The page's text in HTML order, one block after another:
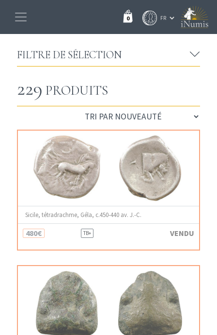
0
FILTRE DE SÉLECTION
229 PRODUITS
Sicile, tétradrachme, Géla, c.450-440 av. J.-C.
480€ TB+ VENDU